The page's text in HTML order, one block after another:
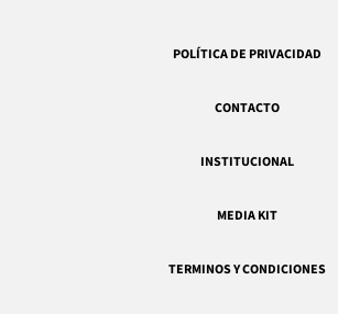
POLÍTICA DE PRIVACIDAD
CONTACTO
INSTITUCIONAL
MEDIA KIT
TERMINOS Y CONDICIONES